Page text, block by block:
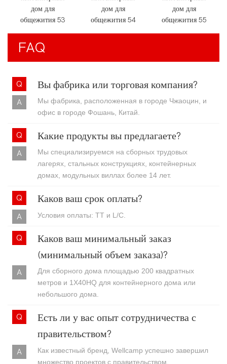
FAQ
Вы фабрика или торговая компания?
Мы фабрика, расположенная в городе Чжаоцин, и
офис в городе Фошань, Китай.
Какие продукты вы предлагаете?
Мы специализируемся на сборных трудовых
лагерях, стальных конструкциях, контейнерных
домах, модульных виллах более 14 лет.
Каков ваш срок оплаты?
Условия оплаты: TT и L/C.
Каков ваш минимальный заказ
(минимальный объем заказа)?
Для сборного дома площадью 200 квадратных
метров и 1X40HQ для контейнерного дома или
небольшого дома.
Есть ли у вас опыт сотрудничества с
правительством?
Как известный бренд, Wellcamp успешно завершил
множество проектов с правительством,